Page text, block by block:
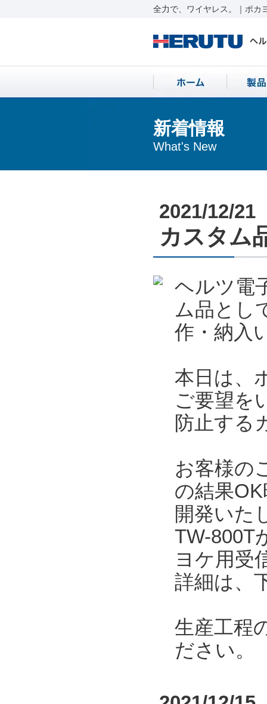
全力で、ワイヤレス。｜ポカ
新着情報
What's New
2021/12/21
カスタム
ヘルツ電
ム品とし
作・納入
本日は、
ご要望を
防止する
お客様の
の結果
開発いた
TW-800T
ヨケ用受
詳細は、
生産工程
ださい。